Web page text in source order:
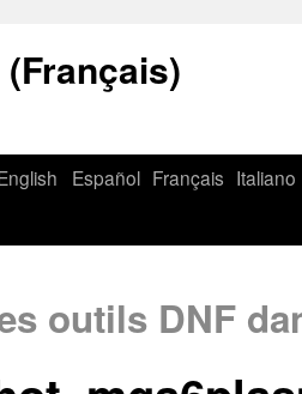
Español Français Italiano
outils DNF